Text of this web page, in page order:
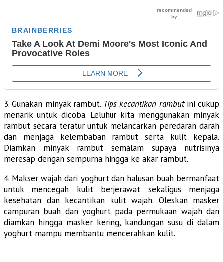
3. Gunakan minyak rambut. Tips kecantikan rambut ini cukup
menarik untuk dicoba. Leluhur kita menggunakan minyak
rambut secara teratur untuk melancarkan peredaran darah
dan menjaga kelembaban rambut serta kulit kepala.
Diamkan minyak rambut semalam supaya nutrisinya
meresap dengan sempurna hingga ke akar rambut.
4. Makser wajah dari yoghurt dan halusan buah bermanfaat
untuk mencegah kulit berjerawat sekaligus menjaga
kesehatan dan kecantikan kulit wajah. Oleskan masker
campuran buah dan yoghurt pada permukaan wajah dan
diamkan hingga masker kering, kandungan susu di dalam
yoghurt mampu membantu mencerahkan kulit.